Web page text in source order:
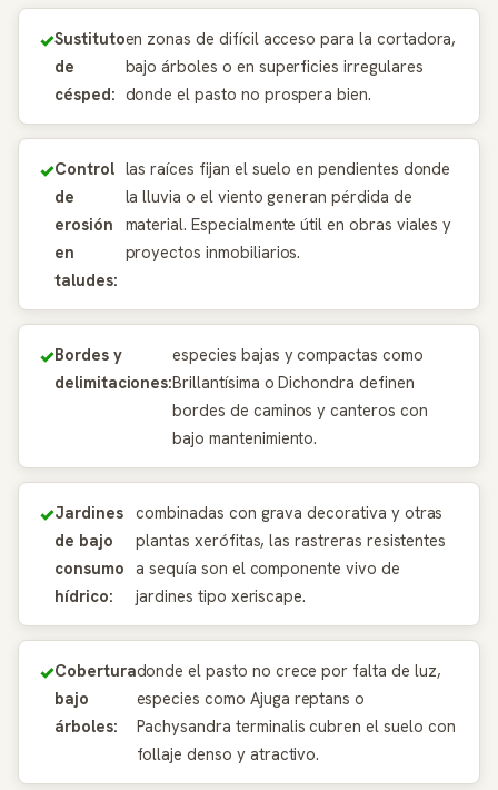
Sustituto
de
césped:
en zonas de difícil acceso para la cortadora,
bajo árboles o en superficies irregulares
donde el pasto no prospera bien.
Control
de
erosión
en
taludes:
las raíces fijan el suelo en pendientes donde
la lluvia o el viento generan pérdida de
material. Especialmente útil en obras viales y
proyectos inmobiliarios.
Bordes y
delimitaciones:
especies bajas y compactas como
Brillantísima o Dichondra definen
bordes de caminos y canteros con
bajo mantenimiento.
Jardines
de bajo
consumo
hídrico:
combinadas con grava decorativa y otras
plantas xerófitas, las rastreras resistentes
a sequía son el componente vivo de
jardines tipo xeriscape.
Cobertura
bajo
árboles:
donde el pasto no crece por falta de luz,
especies como Ajuga reptans o
Pachysandra terminalis cubren el suelo con
follaje denso y atractivo.